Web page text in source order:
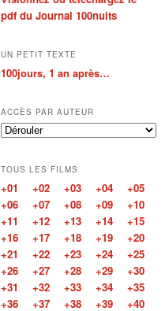
pdf du Journal 100nuits
UN PETIT TEXTE
100jours, 1 an après…
ACCÈS PAR AUTEUR
TOUS LES FILMS
+01 +02 +03 +04
+05
+06
+07 +08 +09
+10
+11
+12 +13 +14
+15
+16
+17 +18 +19
+20
+21
+22 +23 +24
+25
+26
+27 +28 +29
+30
+31
+32 +33 +34
+35
+36
+37 +38 +39
+40